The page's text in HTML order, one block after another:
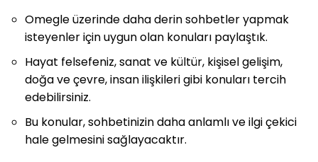
Omegle üzerinde daha derin sohbetler yapmak
isteyenler için uygun olan konuları paylaştık.
Hayat felsefeniz, sanat ve kültür, kişisel gelişim,
doğa ve çevre, insan ilişkileri gibi konuları tercih
edebilirsiniz.
Bu konular, sohbetinizin daha anlamlı ve ilgi çekici
hale gelmesini sağlayacaktır.